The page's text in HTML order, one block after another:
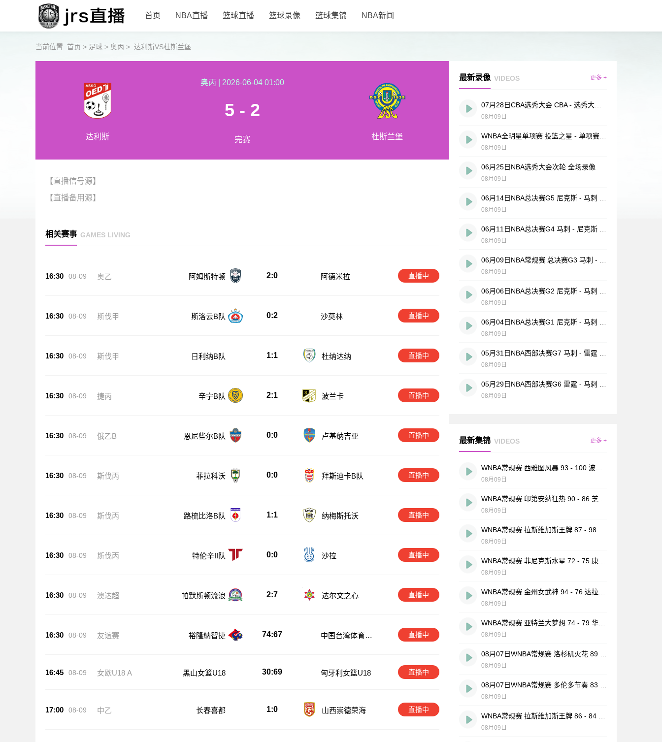
首页 NBA直播 篮球直播 篮球录像 篮球集锦 NBA新闻
当前位置: 首页 > 足球 > 奥丙 > 达利斯VS杜斯兰堡
达利斯
奥丙 2026-06-04 01:00
5 - 2
完赛 杜斯兰堡
【直播信号源】
【直播备用源】
相关赛事 GAMES LIVING
16:30 08-09 奥乙 阿姆斯特顿 2:0 阿德米拉 直播中
16:30 08-09 斯伐甲 斯洛云B队 0:2 沙莫林 直播中
16:30 08-09 斯伐甲 日利纳B队 1:1 杜纳达纳 直播中
16:30 08-09 捷丙 辛宁B队 2:1 波兰卡 直播中
16:30 08-09 俄乙B 恩尼些尔B队 0:0 卢基纳吉亚 直播中
16:30 08-09 斯伐丙 菲拉科沃 0:0 拜斯迪卡B队 直播中
16:30 08-09 斯伐丙 路梳比洛B队 1:1 纳梅斯托沃 直播中
16:30 08-09 斯伐丙 特伦辛II队 0:0 沙拉 直播中
16:30 08-09 澳达超 帕默斯顿流浪 2:7 达尔文之心 直播中
16:30 08-09 友谊赛 裕隆納智捷 74:67
中国台湾体育大
直播中
16:45 08-09 女欧U18 A 黑山女篮U18 30:69 匈牙利女篮U18 直播中
17:00 08-09 中乙 长春喜都 1:0 山西崇德荣海 直播中
最新录像 VIDEOS 更多 +
08月09日
08月09日
06月25日NBA选秀大会次轮 全场录像
08月09日
08月09日
08月09日
08月09日
08月09日
08月09日
08月09日
08月09日
最新集锦 VIDEOS 更多 +
08月09日
08月09日
08月09日
08月09日
08月09日
08月09日
08月09日
08月09日
08月09日